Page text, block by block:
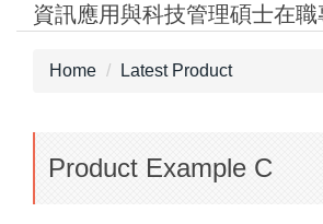
Jump資訊應用與科技管理碩士在職
Home Latest Product
Product Example C